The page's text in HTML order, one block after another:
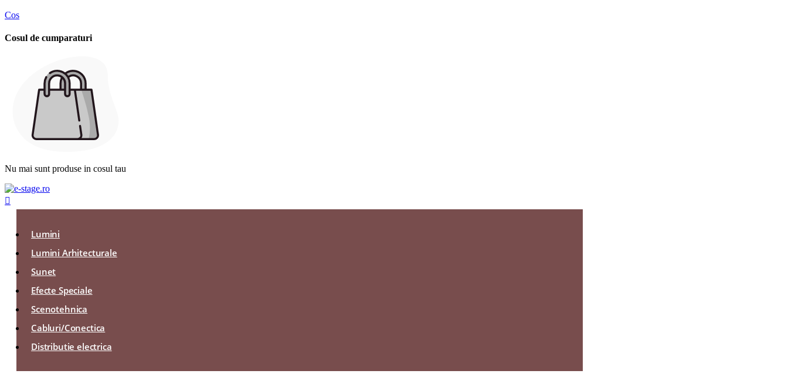
Cos
Cosul de cumparaturi
Nu mai sunt produse in cosul tau

Lumini
Lumini Arhitecturale
Sunet
Efecte Speciale
Scenotehnica
Cabluri/Conectica
Distributie electrica